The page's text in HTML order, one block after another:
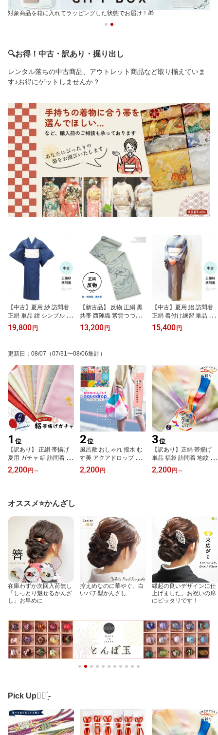
ル便送料無料
対象商品を箱に入れてラッピングした状態でお届け！🎁
🔍お得！中古・訳あり・掘り出し
レンタル落ちの中古商品、アウトレット商品など取り揃えていま
す♪お得にゲットしませんか？
【中古】夏用 紗 訪問着
正絹 単品 紺 シンプル レ
ンタル落ち お出かけ 食
事 観劇 着付け練習 リサ
19,800円
【新古品】 反物 正絹 黒
共帯 西陣織 紫雲つづれ
絽 未仕立て グレー 法事
帯反物 未仕立て 名古屋
13,200円
【中古】夏用 絽 訪問着
正絹 着付け練習 単品 グ
レー ストライプ とんぼ
柄 レンタル落ち リサイ
15,400円
更新日 ： 08/07 （07/31〜08/06集計）
1 位
【訳あり】 正絹 帯揚げ
夏用 ガチャ 絽 訪問着 夏
着物 付け下げ 夏物 ぼか
し フォーマル アウトレ
0% 和装小物 着物 メール
便送料無料
2,200円 ～
2位
風呂敷 おしゃれ 撥水 む
す美 アクアドロップ 70c
m 洗える 日本製 ふろし
き 花柄 かわいい 和柄 花
ール便送料無料
2,200円
3位
【訳あり】正絹 帯揚げ
単品 福袋 訪問着 地紋 袷
用 附下 色無地 小紋 ピン
ク 紫 オレンジ 緑 紺 ベー
ション 安い 着付け練習
アウトレット メール便送
料無料
2,200円 ～
オススメ⭐かんざし
在庫わずか次回入荷無し
「しっとり魅せるかんざ
し」お早めに
控えめなのに華やぐ、白
いバチ型かんざし
縁起の良いデザインに仕
上げました。お祝いの席
にピッタリです！
Pick Up👌🏻 ̖́-‬